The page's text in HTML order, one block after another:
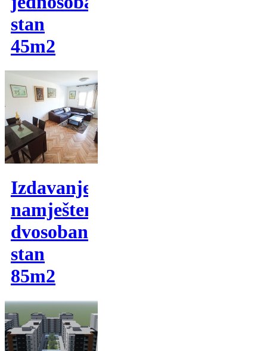
stan
45m2
Izdavanje,
namješten
dvosoban
stan
85m2